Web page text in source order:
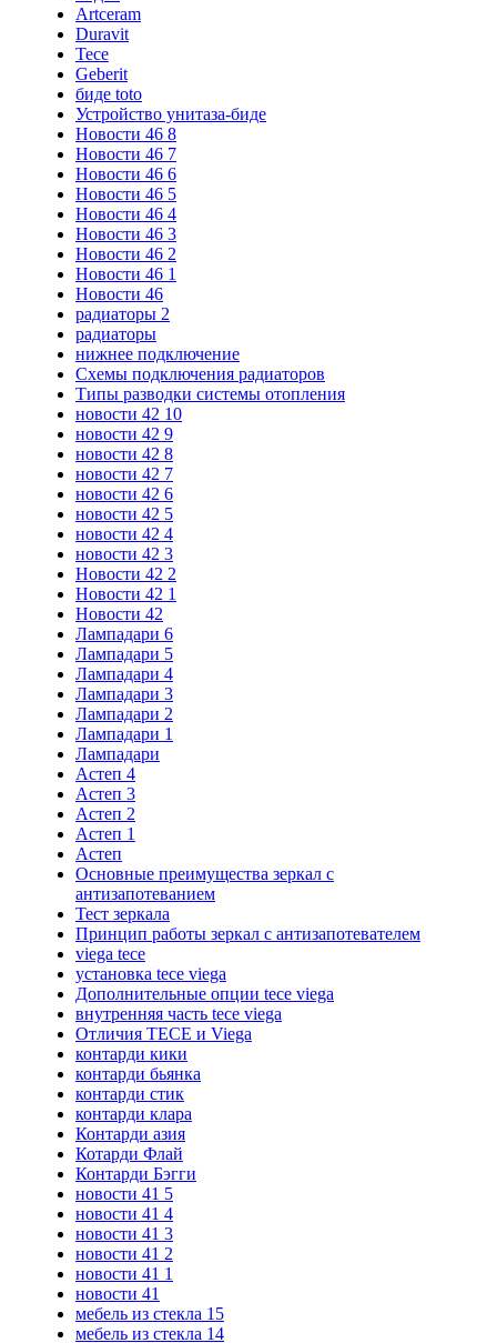
Artceram
Duravit
Tece
Geberit
биде toto
Устройство унитаза-биде
Новости 46 8
Новости 46 7
Новости 46 6
Новости 46 5
Новости 46 4
Новости 46 3
Новости 46 2
Новости 46 1
Новости 46
радиаторы 2
радиаторы
нижнее подключение
Схемы подключения радиаторов
Типы разводки системы отопления
новости 42 10
новости 42 9
новости 42 8
новости 42 7
новости 42 6
новости 42 5
новости 42 4
новости 42 3
Новости 42 2
Новости 42 1
Новости 42
Лампадари 6
Лампадари 5
Лампадари 4
Лампадари 3
Лампадари 2
Лампадари 1
Лампадари
Астеп 4
Астеп 3
Астеп 2
Астеп 1
Астеп
Основные преимущества зеркал с
антизапотеванием
Тест зеркала
Принцип работы зеркал с антизапотевателем
viega tece
установка tece viega
Дополнительные опции tece viega
внутренняя часть tece viega
Отличия TECE и Viega
контарди кики
контарди бьянка
контарди стик
контарди клара
Контарди азия
Котарди Флай
Контарди Бэгги
новости 41 5
новости 41 4
новости 41 3
новости 41 2
новости 41 1
новости 41
мебель из стекла 15
мебель из стекла 14